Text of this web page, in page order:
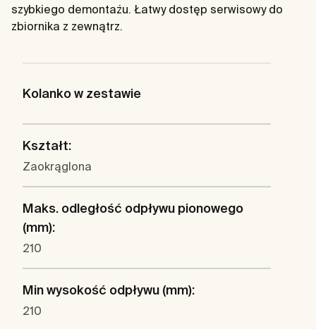
szybkiego demontażu. Łatwy dostęp serwisowy do
zbiornika z zewnątrz.
Kolanko w zestawie
Kształt:
Zaokrąglona
Maks. odległość odpływu pionowego
(mm):
210
Min wysokość odpływu (mm):
210